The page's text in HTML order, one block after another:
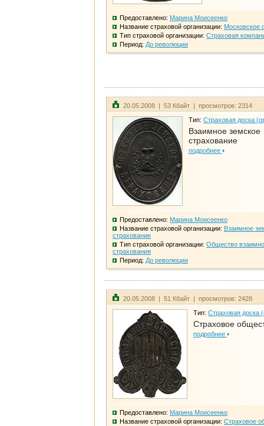
Предоставлено: Марина Моисеенко
Название страховой организации: Московское
Тип страховой организации: Страховая
Период: До революции
20.05.2008 | 53 Кбайт | просмотров: 2314
Тип: Страховая доска
Взаимное земское
страхование
подробнее
Предоставлено: Марина Моисеенко
Название страховой организации: Взаимное
страхование
Тип страховой организации: Общество
страхования
Период: До революции
20.05.2008 | 51 Кбайт | просмотров: 2428
Тип: Страховая доска
Страховое
подробнее
Предоставлено: Марина Моисеенко
Название страховой организации: Страховое